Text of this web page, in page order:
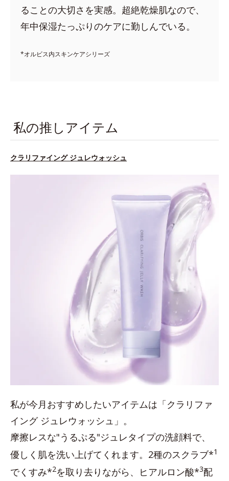
ることの大切さを実感。超絶乾燥肌なので、
年中保湿たっぷりのケアに勤しんでいる。
*オルビス内スキンケアシリーズ
私の推しアイテム
クラリファイング ジュレウォッシュ
私が今月おすすめしたいアイテムは「クラリファ
イング ジュレウォッシュ」。
摩擦レスな"うるぷる"ジュレタイプの洗顔料で、
優しく肌を洗い上げてくれます。2種のスクラブ*1
でくすみ*2を取り去りながら、ヒアルロン酸*3配